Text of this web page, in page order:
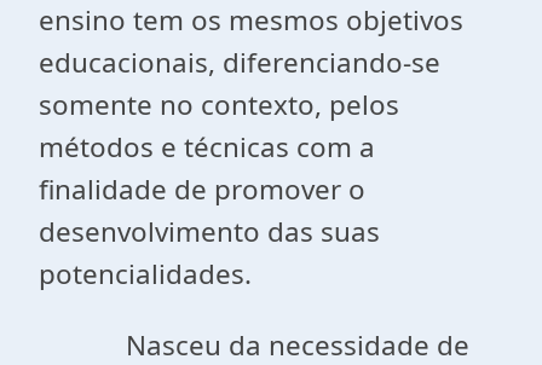
ensino tem os mesmos objetivos
educacionais, diferenciando-se
somente no contexto, pelos
métodos e técnicas com a
finalidade de promover o
desenvolvimento das suas
potencialidades.
Nasceu da necessidade de